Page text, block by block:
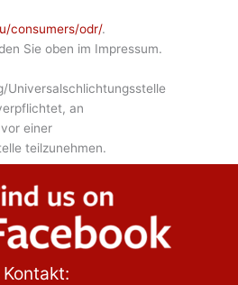
consumers/odr/.
Sie oben im Impressum.
Universal­schlichtungs­stelle
an
einer
teilzunehmen.
Kontakt: